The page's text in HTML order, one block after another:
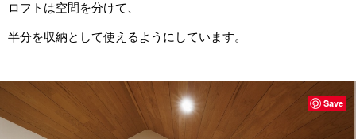
ロフトは空間を分けて、
半分を収納として使えるようにしています。
Save